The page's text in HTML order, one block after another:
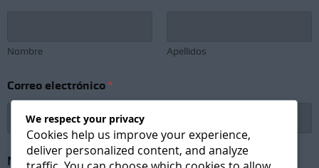
o
m
b
u
Nombre Apellidos
Correo electrónico *
Newsletter Subscription*
We respect your privacy
Cookies help us improve your experience,
deliver personalized content, and analyze